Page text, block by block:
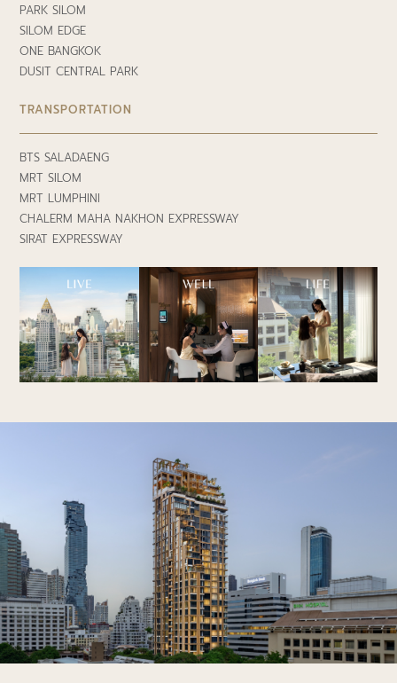
PARK SILOM
SILOM EDGE
ONE BANGKOK
DUSIT CENTRAL PARK
TRANSPORTATION
BTS SALADAENG
MRT SILOM
MRT LUMPHINI
CHALERM MAHA NAKHON EXPRESSWAY
SIRAT EXPRESSWAY